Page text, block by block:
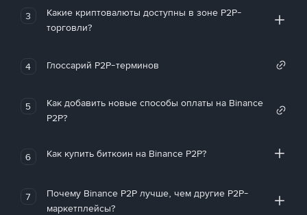
3
Какие криптовалюты доступны в зоне P2P-
торговли?
4 Глоссарий P2P-терминов
5
Как добавить новые способы оплаты на Binance
P2P?
6 Как купить биткоин на Binance P2P?
7
Почему Binance P2P лучше, чем другие P2P-
маркетплейсы?